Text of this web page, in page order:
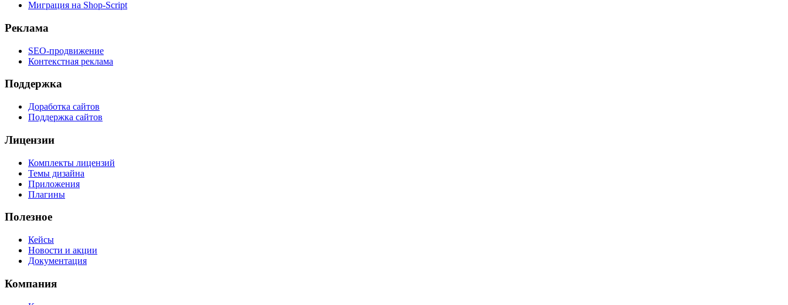
Миграция на Shop-Script
Реклама
SEO-продвижение
Контекстная реклама
Поддержка
Доработка сайтов
Поддержка сайтов
Лицензии
Комплекты лицензий
Темы дизайна
Приложения
Плагины
Полезное
Кейсы
Новости и акции
Документация
Компания